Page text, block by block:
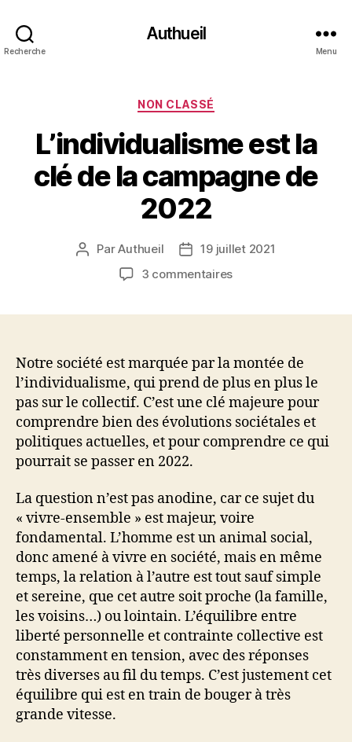
Recherche
Authueil
Menu
Catégories
NON CLASSÉ
L’individualisme est la
clé de la campagne de
2022
Auteur
ParAuthueil
Date19 juillet 2021
3 commentairessur
de
la
campagne
de
2022
Notre société est marquée par la montée de
l’individualisme, qui prend de plus en plus le
pas sur le collectif. C’est une clé majeure pour
comprendre bien des évolutions sociétales et
politiques actuelles, et pour comprendre ce qui
pourrait se passer en 2022.
La question n’est pas anodine, car ce sujet du
« vivre-ensemble » est majeur, voire
fondamental. L’homme est un animal social,
donc amené à vivre en société, mais en même
temps, la relation à l’autre est tout sauf simple
et sereine, que cet autre soit proche (la famille,
les voisins…) ou lointain. L’équilibre entre
liberté personnelle et contrainte collective est
constamment en tension, avec des réponses
très diverses au fil du temps. C’est justement cet
équilibre qui est en train de bouger à très
grande vitesse.